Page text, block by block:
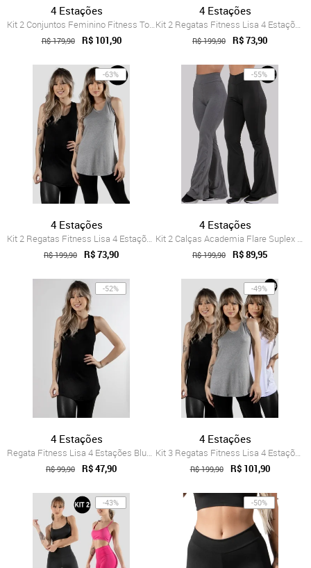
4 Estações
Kit 2 Conjuntos Feminino Fitness Top alç...
R$ 179,90 R$ 101,90
4 Estações
Kit 2 Regatas Fitness Lisa 4 Estações Bl...
R$ 199,90 R$ 73,90
-63%
4 Estações
Kit 2 Regatas Fitness Lisa 4 Estações Bl...
R$ 199,90 R$ 73,90
-55%
4 Estações
Kit 2 Calças Academia Flare Suplex Baila...
R$ 199,90 R$ 89,95
-52%
4 Estações
Regata Fitness Lisa 4 Estações Blusa Fem...
R$ 99,90 R$ 47,90
-49%
4 Estações
Kit 3 Regatas Fitness Lisa 4 Estações Bl...
R$ 199,90 R$ 101,90
-43% -50%